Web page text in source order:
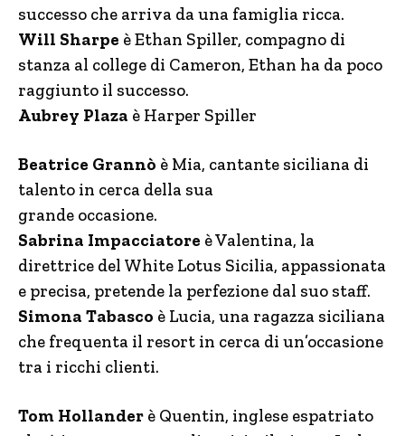
successo che arriva da una famiglia ricca.
Will Sharpe è Ethan Spiller, compagno di
stanza al college di Cameron, Ethan ha da poco
raggiunto il successo.
Aubrey Plaza è Harper Spiller
Beatrice Grannò è Mia, cantante siciliana di
talento in cerca della sua
grande occasione.
Sabrina Impacciatore è Valentina, la
direttrice del White Lotus Sicilia, appassionata
e precisa, pretende la perfezione dal suo staff.
Simona Tabasco è Lucia, una ragazza siciliana
che frequenta il resort in cerca di un’occasione
tra i ricchi clienti.
Tom Hollander è Quentin, inglese espatriato